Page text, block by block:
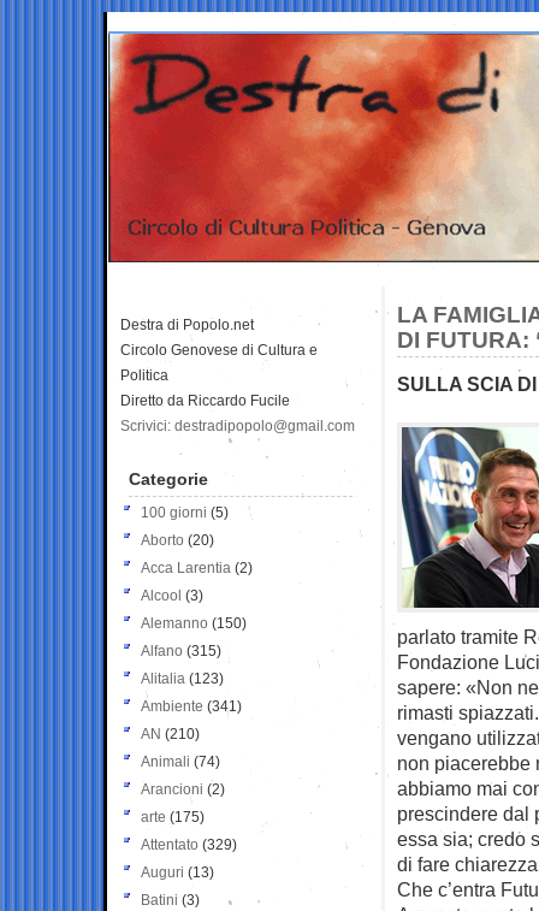
LA
DI FUTURA:
SULLA SCIA
parlato tramite
Fondazione
sapere: «Non
rimasti
vengano
non piacerebbe
abbiamo mai
prescindere dal
essa sia; credo
di fare
Che c’entra
Destra di Popolo.net
Circolo Genovese di Cultura e
Politica
Diretto da Riccardo Fucile
Scrivici: destradipopolo@gmail.com
Categorie
100 giorni (5)
Aborto (20)
Acca Larentia (2)
Alcool (3)
Alemanno (150)
Alfano (315)
Alitalia (123)
Ambiente (341)
AN (210)
Animali (74)
Arancioni (2)
arte (175)
Attentato (329)
Auguri (13)
Batini (3)